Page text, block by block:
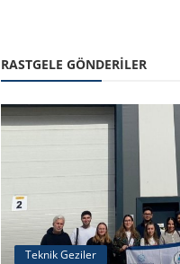
RASTGELE GÖNDERILER
Teknik Geziler